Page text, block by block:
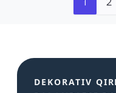
DEKORATIV